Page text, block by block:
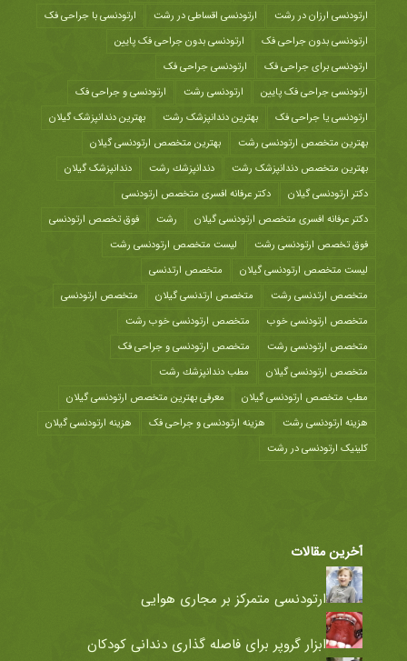
ارتودنسی ارزان در رشت
ارتودنسی اقساطی در رشت
ارتودنسی با جراحی فک
ارتودنسی بدون جراحی فک
ارتودنسی بدون جراحی فک پایین
ارتودنسی برای جراحی فک
ارتودنسی جراحی فک
ارتودنسی جراحی فک پایین
ارتودنسی رشت
ارتودنسی و جراحی فک
ارتودنسی یا جراحی فک
بهترین دندانپزشک رشت
بهترین دندانپزشک گیلان
بهترین متخصص ارتودنسی رشت
بهترین متخصص ارتودنسی گیلان
بهترین متخصص دندانپزشک رشت
دندانپزشك رشت
دندانپزشک گیلان
دکتر ارتودنسی گیلان
دکتر عرفانه افسری متخصص ارتودنسی
دکتر عرفانه افسری متخصص ارتودنسی گیلان
رشت
فوق تخصص ارتودنسی
فوق تخصص ارتودنسی رشت
لیست متخصص ارتودنسی رشت
لیست متخصص ارتودنسی گیلان
متخصص ارتدنسی
متخصص ارتدنسی رشت
متخصص ارتدنسی گیلان
متخصص ارتودنسی
متخصص ارتودنسی خوب
متخصص ارتودنسی خوب رشت
متخصص ارتودنسی رشت
متخصص ارتودنسی و جراحی فک
متخصص ارتودنسی گیلان
مطب دندانپزشك رشت
مطب متخصص ارتودنسی گیلان
معرفی بهترین متخصص ارتودنسی گیلان
هزينه ارتودنسی رشت
هزینه ارتودنسی و جراحی فک
هزینه ارتودنسی گیلان
کلینیک ارتودنسی در رشت
آخرین مقالات
ارتودنسی متمرکز بر مجاری هوایی
ابزار گروپر برای فاصله گذاری دندانی کودکان